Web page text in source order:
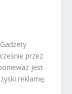
Gadżety
przez
jest
reklamę.